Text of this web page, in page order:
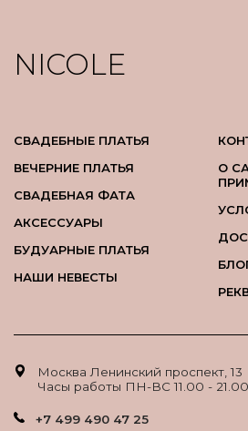
NICOLE
СВАДЕБНЫЕ ПЛАТЬЯ
ВЕЧЕРНИЕ ПЛАТЬЯ
СВАДЕБНАЯ ФАТА
АКСЕССУАРЫ
БУДУАРНЫЕ ПЛАТЬЯ
НАШИ НЕВЕСТЫ
О
Москва Ленинский проспект, 13
Часы работы ПН-ВС 11.00 - 21.00
+7 499 490 47 25